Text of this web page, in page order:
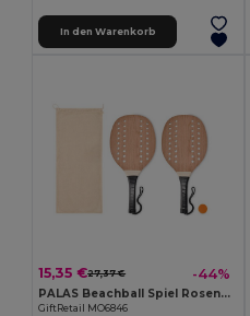
In den Warenkorb
15,35 €27,37 € -44%
PALAS Beachball Spiel Rosenholz
GiftRetail MO6846